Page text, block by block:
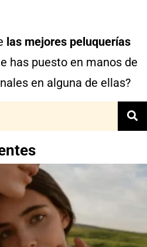
las mejores peluquerías
has puesto en manos de
en alguna de ellas?